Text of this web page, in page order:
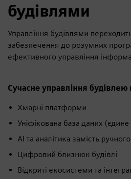
будівлями
Управління будівлями
забезпечення до розумних
ефективного управління
Сучасне управління
Хмарні платформи
Уніфікована база даних
AI та аналітика замість
Цифровий близнюк будівлі
Відкриті екосистеми та